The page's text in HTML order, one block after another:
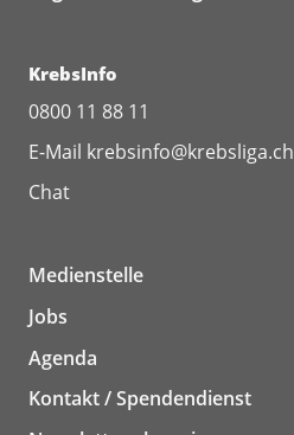
KrebsInfo
0800 11 88 11
E-Mail krebsinfo@krebsliga.ch
Chat
Medienstelle
Jobs
Agenda
Kontakt / Spendendienst